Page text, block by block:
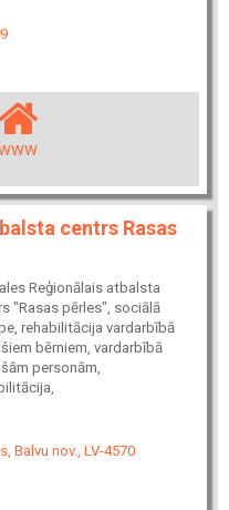
centrs Rasas
Reģionālais atbalsta
"Rasas pērles", sociālā
rehabilitācija vardarbībā
bērniem, vardarbībā
personām,
Balvu nov., LV-4570